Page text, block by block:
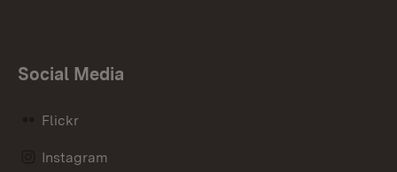
Social Media
Flickr
Instagram